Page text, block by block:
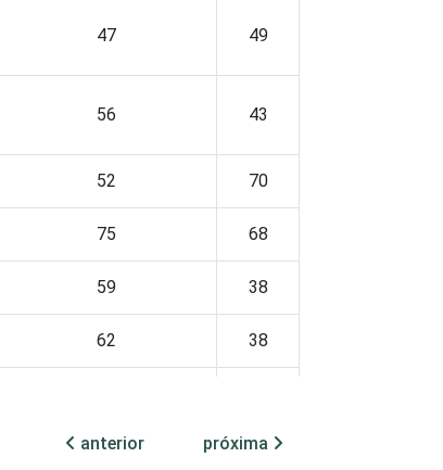
47 49
56 43
52 70
75 68
59 38
62 38
anterior próxima